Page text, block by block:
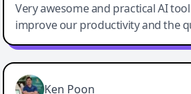
Very awesome and practical AI
improve our productivity and the
Ken Poon